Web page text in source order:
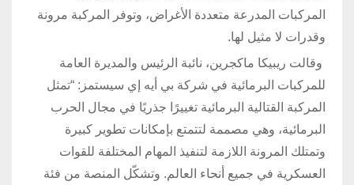
المركبات المدرعة متعددة الأغراض، وتوفر المركبة مرونة
وقدرات لا مثيل لها.
وقالت ريبيكا ماكجرين، نائبة الرئيس والمديرة العامة
للمركبات البرمائية في شركة بي أيه إي سيستمز: “تمثل
المركبة القتالية البرمائية تغييرًا جذريًا في مجال الحرب
البرمائية، وهي مصممة لتتمتع بإمكانات تطوير كبيرة
وتمتلك المرونة اللازمة لتنفيذ المهام المختلفة للقوات
العسكرية في جميع أنحاء العالم. وتشكّل المنصة من فئة